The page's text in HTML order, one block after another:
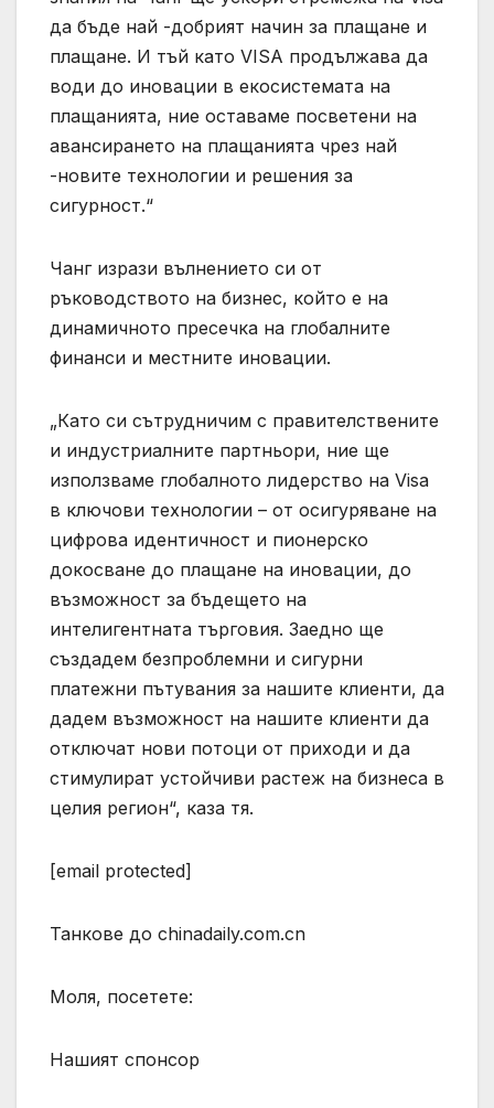
да бъде най -добрият начин за плащане и
плащане. И тъй като VISA продължава да
води до иновации в екосистемата на
плащанията, ние оставаме посветени на
авансирането на плащанията чрез най
-новите технологии и решения за
сигурност.“
Чанг изрази вълнението си от
ръководството на бизнес, който е на
динамичното пресечка на глобалните
финанси и местните иновации.
„Като си сътрудничим с правителствените
и индустриалните партньори, ние ще
използваме глобалното лидерство на Visa
в ключови технологии – от осигуряване на
цифрова идентичност и пионерско
докосване до плащане на иновации, до
възможност за бъдещето на
интелигентната търговия. Заедно ще
създадем безпроблемни и сигурни
платежни пътувания за нашите клиенти, да
дадем възможност на нашите клиенти да
отключат нови потоци от приходи и да
стимулират устойчиви растеж на бизнеса в
целия регион“, каза тя.
[email protected]
Танкове до chinadaily.com.cn
Моля, посетете:
Нашият спонсор